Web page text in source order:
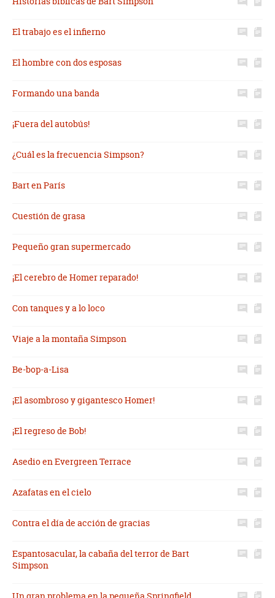
El trabajo es el infierno
El hombre con dos esposas
Formando una banda
¡Fuera del autobús!
¿Cuál es la frecuencia Simpson?
Bart en París
Cuestión de grasa
Pequeño gran supermercado
¡El cerebro de Homer reparado!
Con tanques y a lo loco
Viaje a la montaña Simpson
Be-bop-a-Lisa
¡El asombroso y gigantesco Homer!
¡El regreso de Bob!
Asedio en Evergreen Terrace
Azafatas en el cielo
Contra el día de acción de gracias
Espantosacular, la cabaña del terror de Bart
Simpson